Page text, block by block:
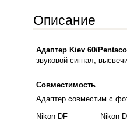
Описание
Адаптер Kiev 60/
звуковой сигнал,
Совместимость
Адаптер совместим с
Nikon DF
Nikon